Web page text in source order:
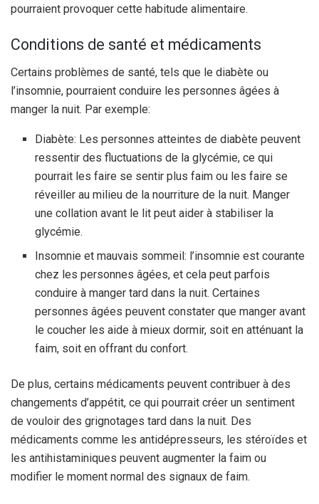
pourraient provoquer cette habitude alimentaire.
Conditions de santé et médicaments
Certains problèmes de santé, tels que le diabète ou
l’insomnie, pourraient conduire les personnes âgées à
manger la nuit. Par exemple:
Diabète: Les personnes atteintes de diabète peuvent
ressentir des fluctuations de la glycémie, ce qui
pourrait les faire se sentir plus faim ou les faire se
réveiller au milieu de la nourriture de la nuit. Manger
une collation avant le lit peut aider à stabiliser la
glycémie.
Insomnie et mauvais sommeil: l’insomnie est courante
chez les personnes âgées, et cela peut parfois
conduire à manger tard dans la nuit. Certaines
personnes âgées peuvent constater que manger avant
le coucher les aide à mieux dormir, soit en atténuant la
faim, soit en offrant du confort.
De plus, certains médicaments peuvent contribuer à des
changements d’appétit, ce qui pourrait créer un sentiment
de vouloir des grignotages tard dans la nuit. Des
médicaments comme les antidépresseurs, les stéroïdes et
les antihistaminiques peuvent augmenter la faim ou
modifier le moment normal des signaux de faim.